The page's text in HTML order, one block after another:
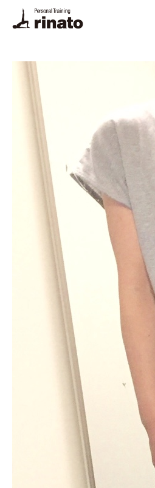
プログラム
トレーナー
体験トレーニング・FAQ
悩み別解決法